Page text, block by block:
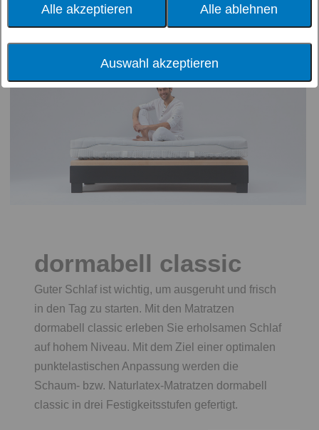
Alle akzeptieren Alle ablehnen
Auswahl akzeptieren
Härtegrad
Matratzenart
dormabell classic
Guter Schlaf ist wichtig, um ausgeruht und frisch
in den Tag zu starten. Mit den Matratzen
dormabell classic erleben Sie erholsamen Schlaf
auf hohem Niveau. Mit dem Ziel einer optimalen
punktelastischen Anpassung werden die
Schaum- bzw. Naturlatex-Matratzen dormabell
classic in drei Festigkeitsstufen gefertigt.